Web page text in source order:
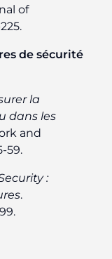
of
de sécurité
la
dans les
and
59.
:
.